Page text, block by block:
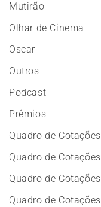
Mutirão
Olhar de Cinema
Oscar
Outros
Podcast
Prêmios
Quadro de Cotações
Quadro de Cotações
Quadro de Cotações
Quadro de Cotações